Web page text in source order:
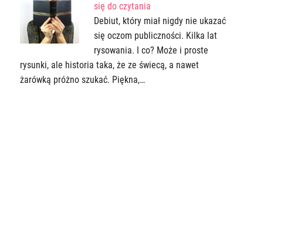
się do czytania
Debiut, który miał nigdy nie ukazać
się oczom publiczności. Kilka lat
rysowania. I co? Może i proste
rysunki, ale historia taka, że ze świecą, a nawet
żarówką próżno szukać. Piękna,…